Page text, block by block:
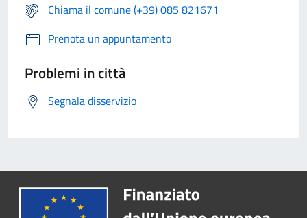
Chiama il comune (+39) 085 821671
Prenota un appuntamento
Problemi in città
Segnala disservizio